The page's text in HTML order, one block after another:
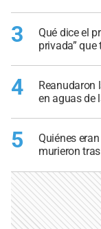
3
Qué dice el
privada”
4
Reanudaron
en aguas de
5
Quiénes
murieron